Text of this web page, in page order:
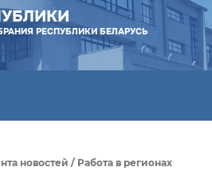
РЕСПУБЛИКИ БЕЛАРУСЬ
новостей / Работа в регионах